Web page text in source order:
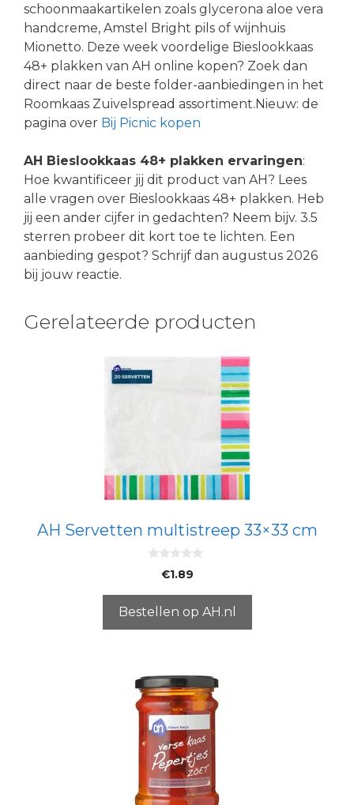
schoonmaakartikelen zoals glycerona aloe vera
handcreme, Amstel Bright pils of wijnhuis
Mionetto. Deze week voordelige Bieslookkaas
48+ plakken van AH online kopen? Zoek dan
direct naar de beste folder-aanbiedingen in het
Roomkaas Zuivelspread assortiment.Nieuw: de
pagina over Bij Picnic kopen
AH Bieslookkaas 48+ plakken ervaringen:
Hoe kwantificeer jij dit product van AH? Lees
alle vragen over Bieslookkaas 48+ plakken. Heb
jij een ander cijfer in gedachten? Neem bijv. 3.5
sterren probeer dit kort toe te lichten. Een
aanbieding gespot? Schrijf dan augustus 2026
bij jouw reactie.
Gerelateerde producten
AH Servetten multistreep 33×33 cm
5
€1.89
Bestellen op AH.nl